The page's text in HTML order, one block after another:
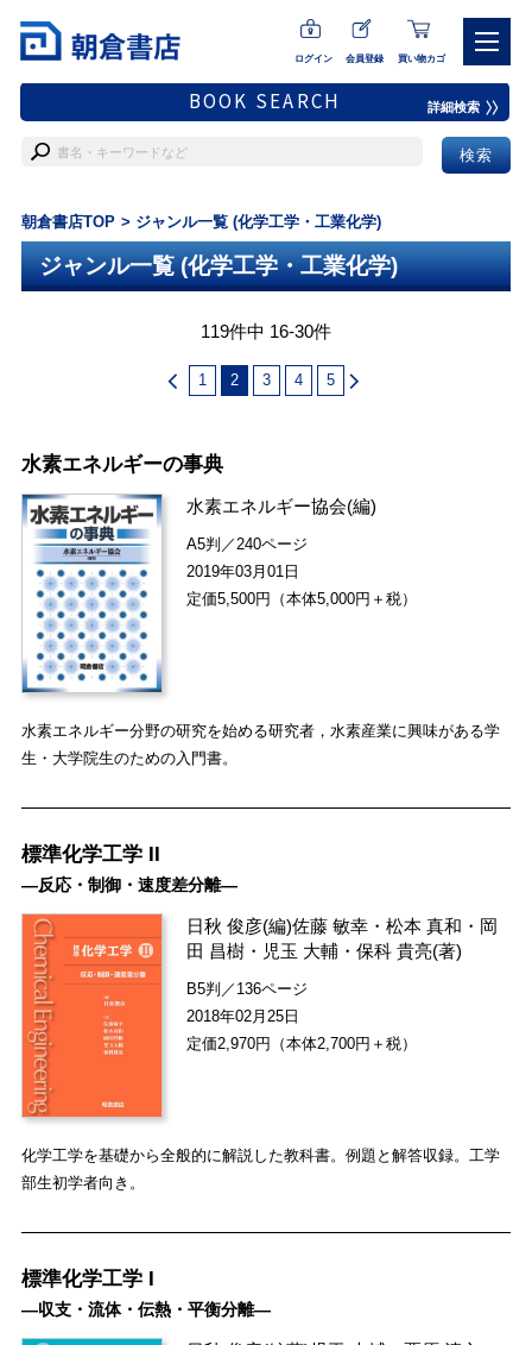
ログイン 会員登録 買い物カゴ
BOOK SEARCH 詳細検索
朝倉書店TOP ジャンル一覧 (化学工学・工業化学)
ジャンル一覧 (化学工学・工業化学)
119件中 16-30件
1 2 3 4 5
水素エネルギーの事典
水素エネルギー協会(編)
A5判／240ページ
2019年03月01日
定価5,500円（本体5,000円＋税）
水素エネルギー分野の研究を始める研究者，水素産業に興味がある学
生・大学院生のための入門書。
標準化学工学 II
―反応・制御・速度差分離―
日秋 俊彦(編)佐藤 敏幸 ・松本 真和 ・ 岡
田 昌樹 ・ 児玉 大輔 ・保科 貴亮(著)
B5判／136ページ
2018年02月25日
定価2,970円（本体2,700円＋税）
化学工学を基礎から全般的に解説した教科書。例題と解答収録。工学
部生初学者向き。
標準化学工学 I
―収支・流体・伝熱・平衡分離―